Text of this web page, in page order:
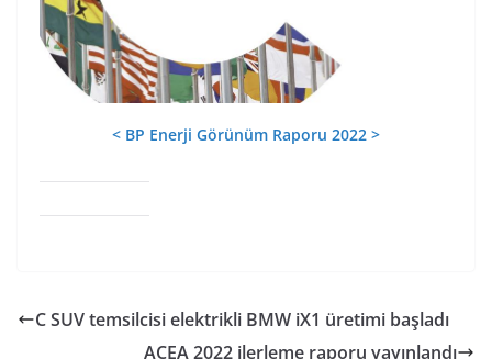
< BP Enerji Görünüm Raporu 2022 >
C SUV temsilcisi elektrikli BMW iX1 üretimi başladı
ACEA 2022 ilerleme raporu yayınlandı